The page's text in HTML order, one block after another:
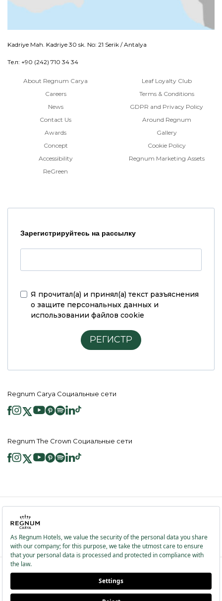
Kadriye Mah. Kadriye 30 sk. No: 21 Serik / Antalya
Тел: +90 (242) 710 34 34
About Regnum Carya
Careers
News
Contact Us
Awards
Concept
Accessibility
ReGreen
Leaf Loyalty Club
Terms & Conditions
GDPR and Privacy Policy
Around Regnum
Gallery
Cookie Policy
Regnum Marketing Assets
Зарегистрируйтесь на рассылку
Я прочитал(а) и принял(а) текст разъяснения
о защите персональных данных и
использовании файлов cookie
РЕГИСТР
Regnum Carya Социальные сети
Regnum The Crown Социальные сети
2026 ® Regnum Hotels. Все права защищены.
Политика в отношении
Главная
Информационные